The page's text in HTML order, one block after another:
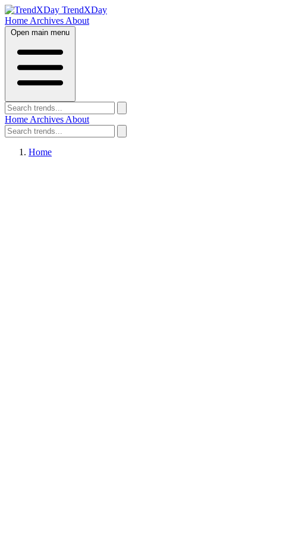
TrendXDay
Home Archives About
Open main menu
Home Archives About
Home